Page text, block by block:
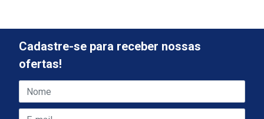
Cadastre-se para receber nossas
ofertas!